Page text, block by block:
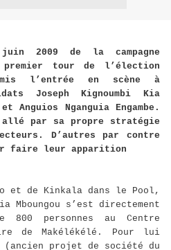
2009 de la campagne
tour de l’élection
l’entrée en scène à
Joseph Kignoumbi Kia
Anguios Nganguia Engambe.
allé par sa propre stratégie
D’autres par contre
faire leur apparition
et de Kinkala dans le Pool,
Mboungou s’est directement
800 personnes au Centre
de Makélékélé. Pour lui
(ancien projet de société du